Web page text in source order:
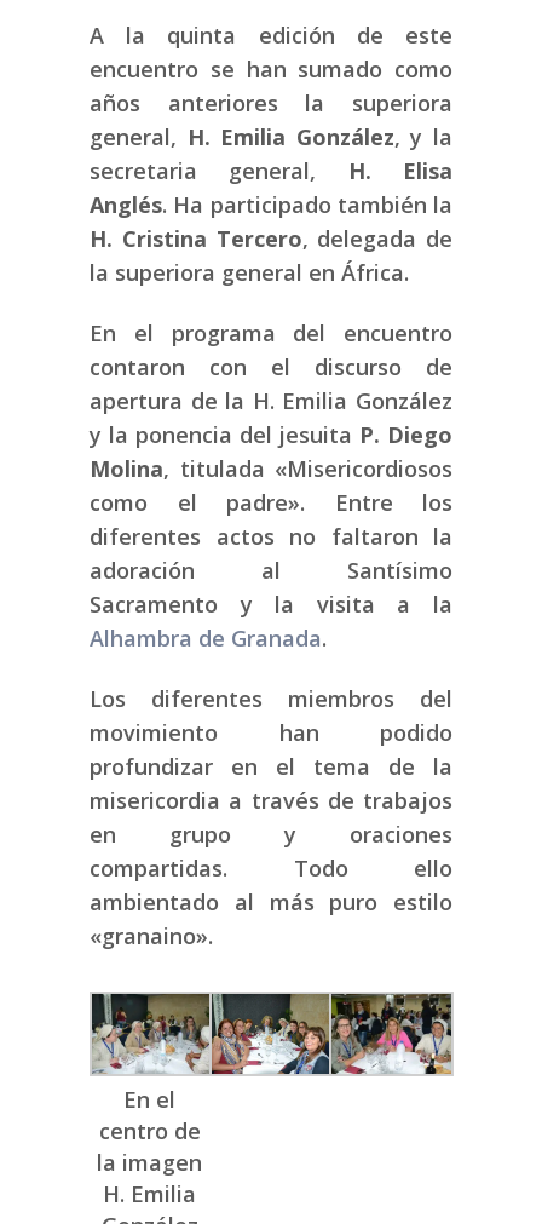
A la quinta edición de este
encuentro se han sumado como
años anteriores la superiora
general, H. Emilia González, y la
secretaria general, H. Elisa
Anglés. Ha participado también la
H. Cristina Tercero, delegada de
la superiora general en África.
En el programa del encuentro
contaron con el discurso de
apertura de la H. Emilia González
y la ponencia del jesuita P. Diego
Molina, titulada «Misericordiosos
como el padre». Entre los
diferentes actos no faltaron la
adoración al Santísimo
Sacramento y la visita a la
Alhambra de Granada.
Los diferentes miembros del
movimiento han podido
profundizar en el tema de la
misericordia a través de trabajos
en grupo y oraciones
compartidas. Todo ello
ambientado al más puro estilo
«granaino».
En el
centro de
la imagen
H. Emilia